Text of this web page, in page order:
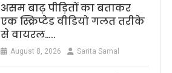
असम बाढ़ पीड़ितों का बताकर
एक स्क्रिप्टेड वीडियो गलत तरीके
से वायरल…..
August 8, 2026 Sarita Samal